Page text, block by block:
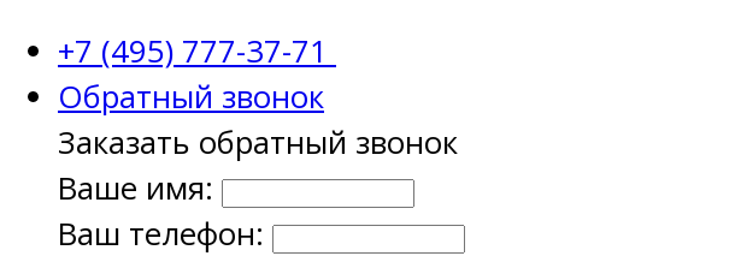
+7 (495) 777-37-71
Обратный звонок
Заказать обратный звонок
Ваше имя:
Ваш телефон: